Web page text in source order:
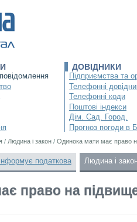
ДОВІДНИКИ
Підприємства та
Телефонні
Телефонні коди
Поштові індекси
Дім. Сад. Город.
Прогноз погоди в
/ Людина і закон / Одинока мати має право
Інформує податкова Людина і
право на